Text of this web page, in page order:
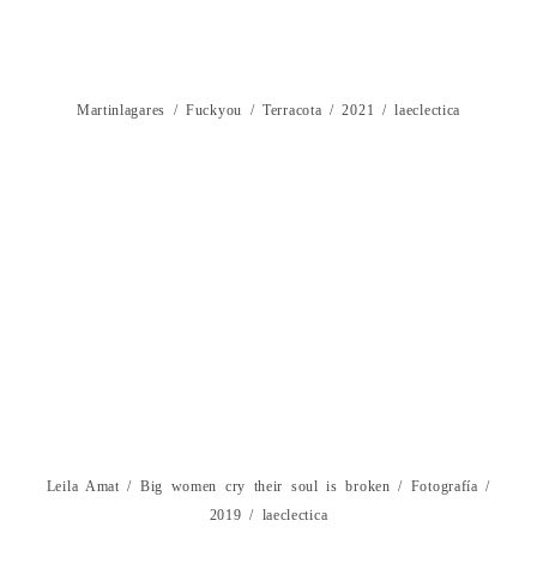
Martinlagares / Fuckyou / Terracota / 2021 / laeclectica
Leila Amat / Big women cry their soul is broken / Fotografía /
2019 / laeclectica